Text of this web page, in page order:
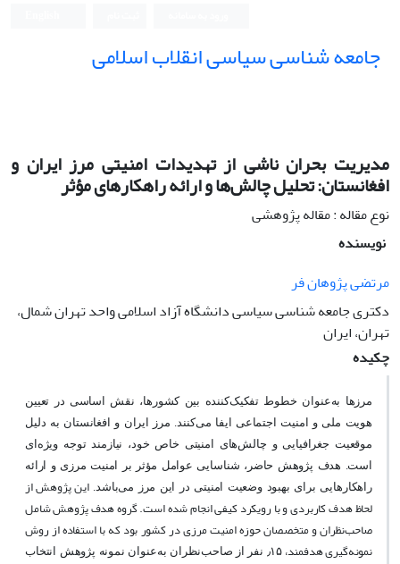
جامعه شناسی سیاسی انقلاب اسلامی
مدیریت بحران ناشی از تهدیدات امنیتی مرز ایران و
افغانستان: تحلیل چالش‌ها و ارائه راهکارهای مؤثر
نوع مقاله : مقاله پژوهشی
نویسنده
مرتضی پژوهان فر
دکتری جامعه شناسی سیاسی دانشگاه آزاد اسلامی واحد تهران شمال،
تهران، ایران
چکیده
مرزها به‌عنوان خطوط تفکیک‌کننده بین کشورها، نقش اساسی در تعیین
هویت ملی و امنیت اجتماعی ایفا می‌کنند. مرز ایران و افغانستان به دلیل
موقعیت جغرافیایی و چالش‌های امنیتی خاص خود، نیازمند توجه ویژه‌ای
است. هدف پژوهش حاضر، شناسایی عوامل مؤثر بر امنیت مرزی و ارائه
راهکارهایی برای بهبود وضعیت امنیتی در این مرز می‌باشد. این پژوهش از
لحاظ هدف کاربردی و با رویکرد کیفی انجام شده است. گروه هدف پژوهش شامل
صاحب‌نظران و متخصصان حوزه امنیت مرزی در کشور بود که با استفاده از روش
نمونه‌گیری هدفمند، ۱۵٫ نفر از صاحب‌نظران به‌عنوان نمونه پژوهش انتخاب